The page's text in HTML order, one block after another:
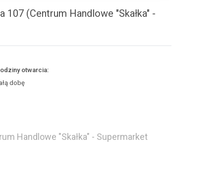
107 (Centrum Handlowe "Skałka" -
otwarcia:
dobę
Handlowe "Skałka" - Supermarket